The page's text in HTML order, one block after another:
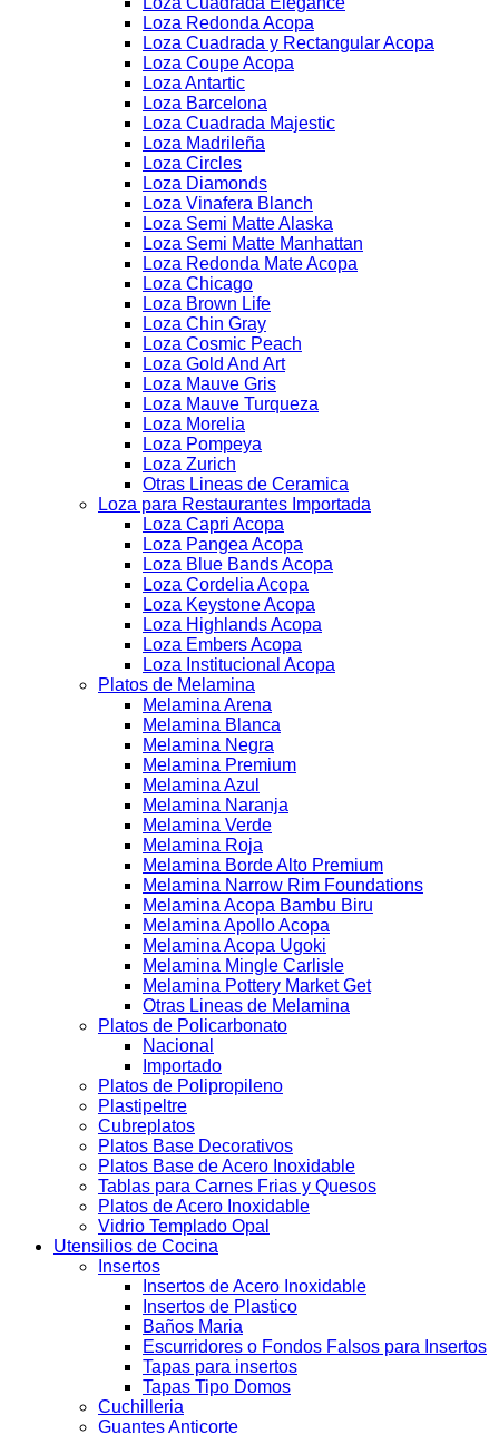
Loza Redonda Acopa
Loza Cuadrada y Rectangular Acopa
Loza Coupe Acopa
Loza Antartic
Loza Barcelona
Loza Cuadrada Majestic
Loza Madrileña
Loza Circles
Loza Diamonds
Loza Vinafera Blanch
Loza Semi Matte Alaska
Loza Semi Matte Manhattan
Loza Redonda Mate Acopa
Loza Chicago
Loza Brown Life
Loza Chin Gray
Loza Cosmic Peach
Loza Gold And Art
Loza Mauve Gris
Loza Mauve Turqueza
Loza Morelia
Loza Pompeya
Loza Zurich
Otras Lineas de Ceramica
Loza para Restaurantes Importada
Loza Capri Acopa
Loza Pangea Acopa
Loza Blue Bands Acopa
Loza Cordelia Acopa
Loza Keystone Acopa
Loza Highlands Acopa
Loza Embers Acopa
Loza Institucional Acopa
Platos de Melamina
Melamina Arena
Melamina Blanca
Melamina Negra
Melamina Premium
Melamina Azul
Melamina Naranja
Melamina Verde
Melamina Roja
Melamina Borde Alto Premium
Melamina Narrow Rim Foundations
Melamina Acopa Bambu Biru
Melamina Apollo Acopa
Melamina Acopa Ugoki
Melamina Mingle Carlisle
Melamina Pottery Market Get
Otras Lineas de Melamina
Platos de Policarbonato
Nacional
Importado
Platos de Polipropileno
Plastipeltre
Cubreplatos
Platos Base Decorativos
Platos Base de Acero Inoxidable
Tablas para Carnes Frias y Quesos
Platos de Acero Inoxidable
Vidrio Templado Opal
Utensilios de Cocina
Insertos
Insertos de Acero Inoxidable
Insertos de Plastico
Baños Maria
Escurridores o Fondos Falsos para Insertos
Tapas para insertos
Tapas Tipo Domos
Cuchilleria
Guantes Anticorte